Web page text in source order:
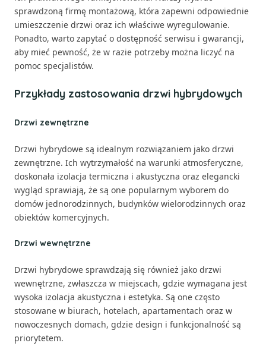
sprawdzoną firmę montażową, która zapewni odpowiednie
umieszczenie drzwi oraz ich właściwe wyregulowanie.
Ponadto, warto zapytać o dostępność serwisu i gwarancji,
aby mieć pewność, że w razie potrzeby można liczyć na
pomoc specjalistów.
Przykłady zastosowania drzwi hybrydowych
Drzwi zewnętrzne
Drzwi hybrydowe są idealnym rozwiązaniem jako drzwi
zewnętrzne. Ich wytrzymałość na warunki atmosferyczne,
doskonała izolacja termiczna i akustyczna oraz elegancki
wygląd sprawiają, że są one popularnym wyborem do
domów jednorodzinnych, budynków wielorodzinnych oraz
obiektów komercyjnych.
Drzwi wewnętrzne
Drzwi hybrydowe sprawdzają się również jako drzwi
wewnętrzne, zwłaszcza w miejscach, gdzie wymagana jest
wysoka izolacja akustyczna i estetyka. Są one często
stosowane w biurach, hotelach, apartamentach oraz w
nowoczesnych domach, gdzie design i funkcjonalność są
priorytetem.